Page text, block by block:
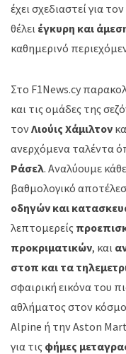
έχει σχεδιαστεί για
θέλει έγκυρη και
καθημερινό
Στο F1News.cy
και τις ομάδες της
τονΛιούις Χάμιλτον
ανερχόμενα ταλέντα
Ράσελ. Αναλύουμε
βαθμολογικό
οδηγών και
λεπτομερείς
προκριματικών, και
στοπ και τα
σφαιρική εικόνα του
αθλήματος στον
Alpine ή την Aston
για τις φήμες